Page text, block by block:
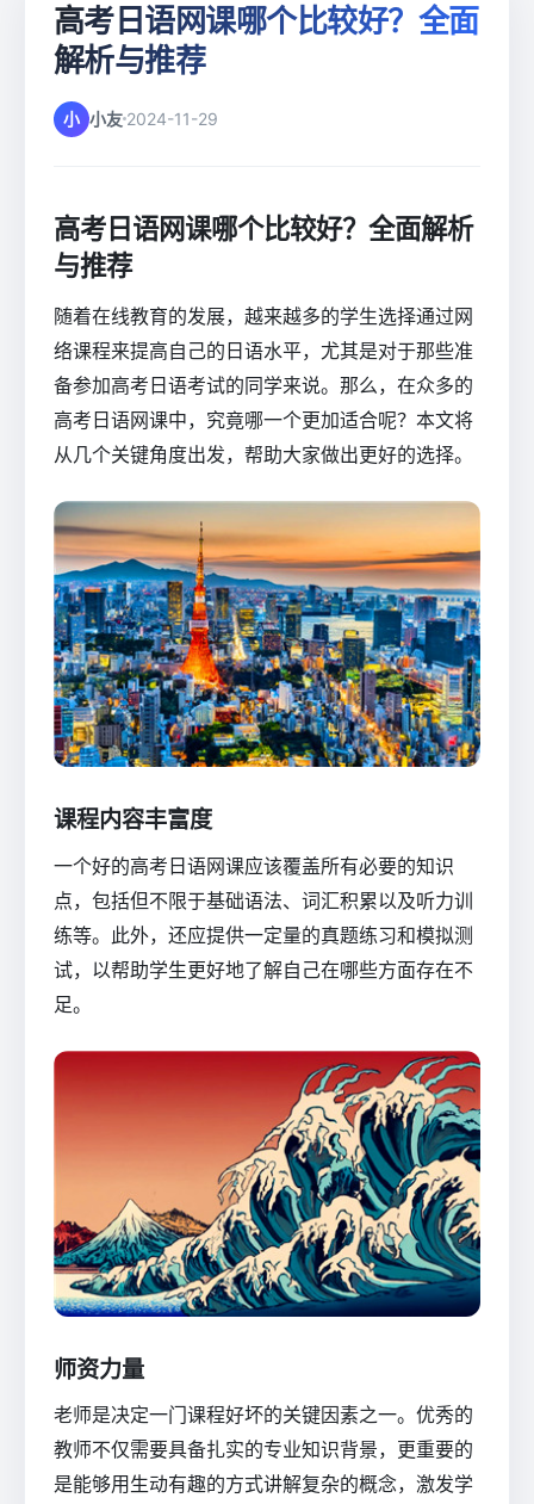
高考日语网课哪个比较好？全面
解析与推荐
小 小友 2024-11-29
高考日语网课哪个比较好？全面解析
与推荐
随着在线教育的发展，越来越多的学生选择通过网
络课程来提高自己的日语水平，尤其是对于那些准
备参加高考日语考试的同学来说。那么，在众多的
高考日语网课中，究竟哪一个更加适合呢？本文将
从几个关键角度出发，帮助大家做出更好的选择。
课程内容丰富度
一个好的高考日语网课应该覆盖所有必要的知识
点，包括但不限于基础语法、词汇积累以及听力训
练等。此外，还应提供一定量的真题练习和模拟测
试，以帮助学生更好地了解自己在哪些方面存在不
足。
师资力量
老师是决定一门课程好坏的关键因素之一。优秀的
教师不仅需要具备扎实的专业知识背景，更重要的
是能够用生动有趣的方式讲解复杂的概念，激发学